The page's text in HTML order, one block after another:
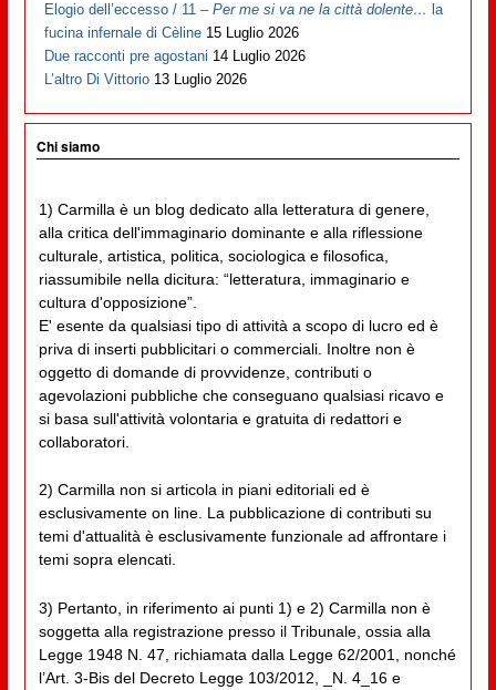
Elogio dell’eccesso / 11 –Per me si va ne la città dolente… la
fucina infernale di Cèline 15 Luglio 2026
Due racconti pre agostani 14 Luglio 2026
L’altro Di Vittorio 13 Luglio 2026
Chi siamo
1) Carmilla è un blog dedicato alla letteratura di genere,
alla critica dell'immaginario dominante e alla riflessione
culturale, artistica, politica, sociologica e filosofica,
riassumibile nella dicitura: “letteratura, immaginario e
cultura d'opposizione”.
E' esente da qualsiasi tipo di attività a scopo di lucro ed è
priva di inserti pubblicitari o commerciali. Inoltre non è
oggetto di domande di provvidenze, contributi o
agevolazioni pubbliche che conseguano qualsiasi ricavo e
si basa sull'attività volontaria e gratuita di redattori e
collaboratori.
2) Carmilla non si articola in piani editoriali ed è
esclusivamente on line. La pubblicazione di contributi su
temi d'attualità è esclusivamente funzionale ad affrontare i
temi sopra elencati.
3) Pertanto, in riferimento ai punti 1) e 2) Carmilla non è
soggetta alla registrazione presso il Tribunale, ossia alla
Legge 1948 N. 47, richiamata dalla Legge 62/2001, nonché
l’Art. 3-Bis del Decreto Legge 103/2012, _N. 4_16 e